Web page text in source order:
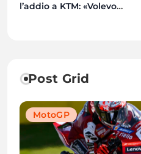
l’addio a KTM: «Volevo
Post Grid
MotoGP